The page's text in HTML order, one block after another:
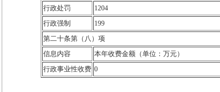
行政处罚 1204
行政强制 199
第二十条第（八）项
信息内容 本年收费金额（单位：万元）
行政事业性收费 0